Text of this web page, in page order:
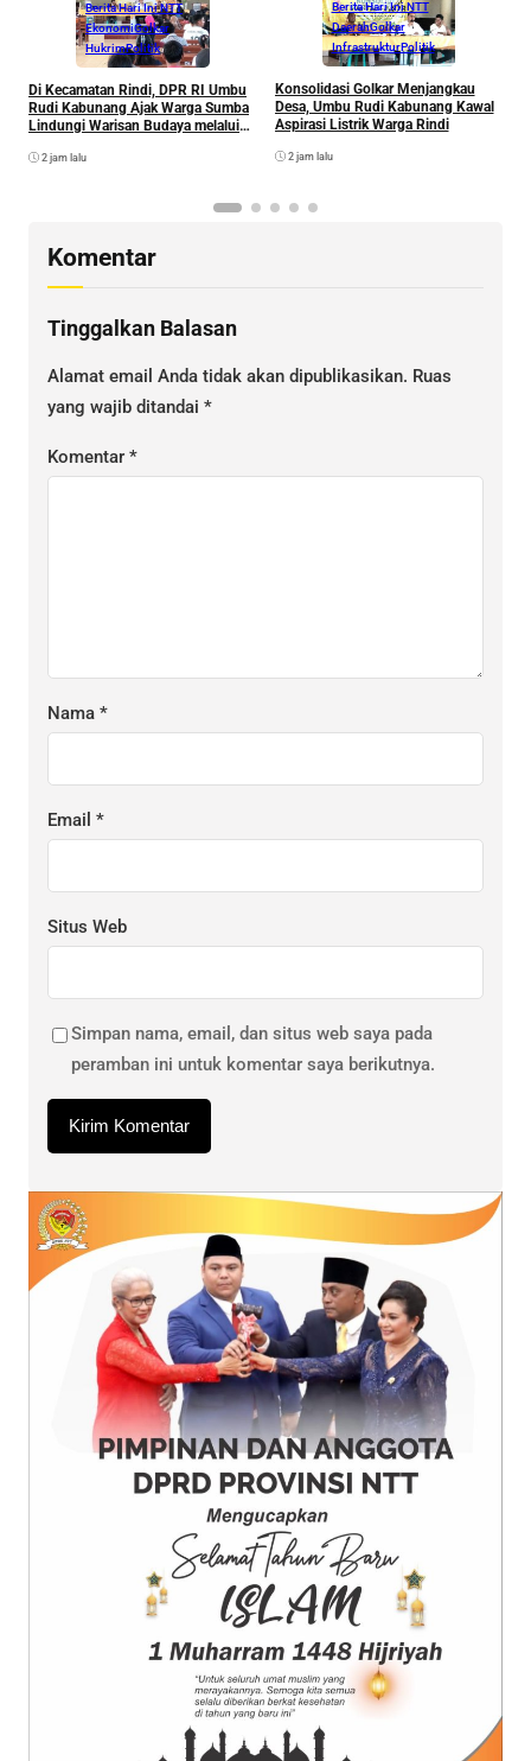
Berita Hari Ini NTT
EkonomiGolkar
HukrimPolitik
Di Kecamatan Rindi, DPR RI Umbu
Rudi Kabunang Ajak Warga Sumba
Lindungi Warisan Budaya melalui
2 jam lalu
Berita Hari Ini NTT
DaerahGolkar
InfrastrukturPolitik
Konsolidasi Golkar Menjangkau
Desa, Umbu Rudi Kabunang Kawal
Aspirasi Listrik Warga Rindi
2 jam lalu
Komentar
Tinggalkan Balasan
Alamat email Anda tidak akan dipublikasikan. Ruas
yang wajib ditandai *
Komentar *
Nama *
Email *
Situs Web
Simpan nama, email, dan situs web saya pada
peramban ini untuk komentar saya berikutnya.